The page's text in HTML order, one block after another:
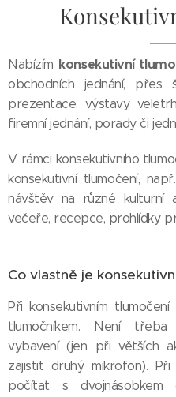
Nabízím konsekutivní
obchodních jednání, přes
prezentace, výstavy,
firemní jednání, porady či
V rámci konsekutivního
konsekutivní tlumočení,
návštěv na různé kulturní
večeře, recepce, prohlídky
Co vlastně je
Při konsekutivním
tlumočníkem. Není
vybavení (jen při větších
zajistit druhý mikrofon).
počítat s dvojnásobkem